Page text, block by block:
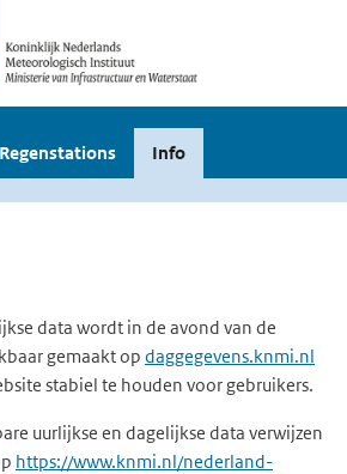
Regenstations Info
data wordt in de avond van de
gemaakt op daggegevens.knmi.nl
stabiel te houden voor gebruikers.
uurlijkse en dagelijkse data verwijzen
https://www.knmi.nl/nederland-